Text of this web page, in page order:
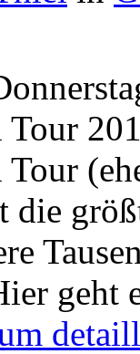
Tour
die
geht